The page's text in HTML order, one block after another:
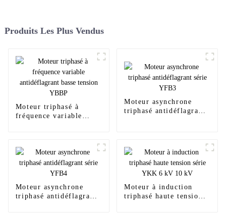
Produits Les Plus Vendus
Moteur triphasé à
fréquence variable
Moteur asynchrone
triphasé antidéflagrant
Moteur asynchrone
triphasé antidéflagrant
Moteur à induction
triphasé haute tension